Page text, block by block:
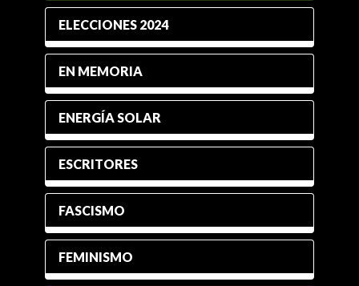
ELECCIONES 2024
EN MEMORIA
ENERGÍA SOLAR
ESCRITORES
FASCISMO
FEMINISMO